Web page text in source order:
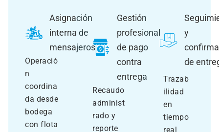
Asignación
interna de
mensajeros
Operació
n
coordina
da desde
bodega
con flota
Gestión
profesional
de pago
contra
entrega
Recaudo
administ
rado y
reporte
y
de
Trazab
ilidad
en
tiempo
real